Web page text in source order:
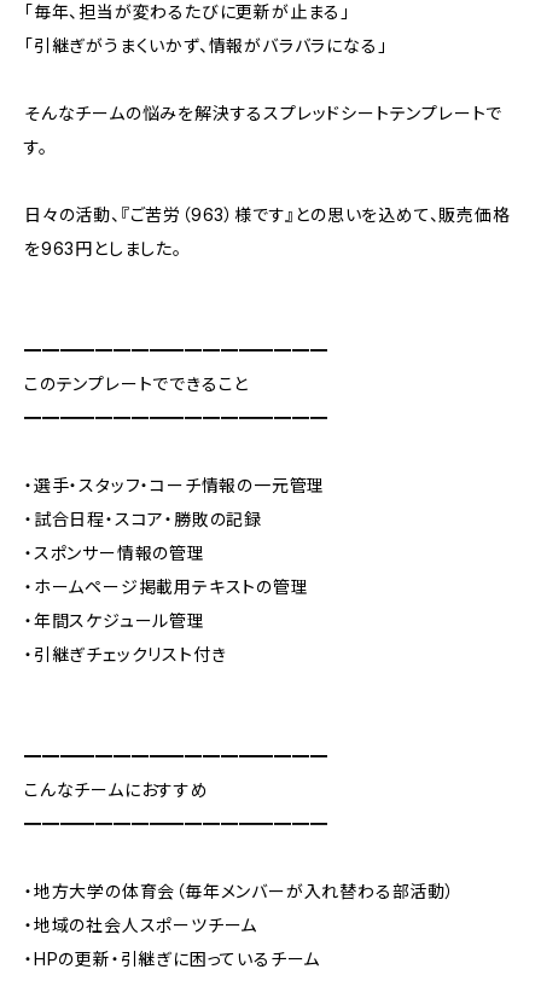
「毎年、担当が変わるたびに更新が止まる」
「引継ぎがうまくいかず、情報がバラバラになる」
そんなチームの悩みを解決するスプレッドシートテンプレートで
す。
日々の活動、『ご苦労（963）様です』との思いを込めて、販売価格
を963円としました。
━━━━━━━━━━━━━━━━━
このテンプレートでできること
━━━━━━━━━━━━━━━━━
・選手・スタッフ・コーチ情報の一元管理
・試合日程・スコア・勝敗の記録
・スポンサー情報の管理
・ホームページ掲載用テキストの管理
・年間スケジュール管理
・引継ぎチェックリスト付き
━━━━━━━━━━━━━━━━━
こんなチームにおすすめ
━━━━━━━━━━━━━━━━━
・地方大学の体育会（毎年メンバーが入れ替わる部活動）
・地域の社会人スポーツチーム
・HPの更新・引継ぎに困っているチーム